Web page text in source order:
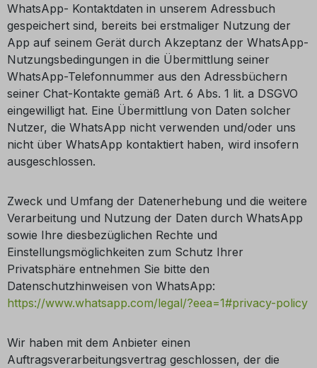
WhatsApp- Kontaktdaten in unserem Adressbuch
gespeichert sind, bereits bei erstmaliger Nutzung der
App auf seinem Gerät durch Akzeptanz der WhatsApp-
Nutzungsbedingungen in die Übermittlung seiner
WhatsApp-Telefonnummer aus den Adressbüchern
seiner Chat-Kontakte gemäß Art. 6 Abs. 1 lit. a DSGVO
eingewilligt hat. Eine Übermittlung von Daten solcher
Nutzer, die WhatsApp nicht verwenden und/oder uns
nicht über WhatsApp kontaktiert haben, wird insofern
ausgeschlossen.
Zweck und Umfang der Datenerhebung und die weitere
Verarbeitung und Nutzung der Daten durch WhatsApp
sowie Ihre diesbezüglichen Rechte und
Einstellungsmöglichkeiten zum Schutz Ihrer
Privatsphäre entnehmen Sie bitte den
Datenschutzhinweisen von WhatsApp:
https://www.whatsapp.com/legal/?eea=1#privacy-policy
Wir haben mit dem Anbieter einen
Auftragsverarbeitungsvertrag geschlossen, der die